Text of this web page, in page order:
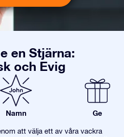
en Stjärna:
och Evig
Namn Ge
att välja ett av våra vackra